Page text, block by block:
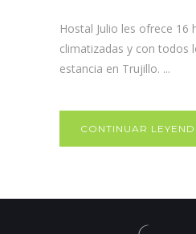
Hostal Julio les ofrece 16
climatizadas y con todos
estancia en Trujillo. ...
CONTINUAR